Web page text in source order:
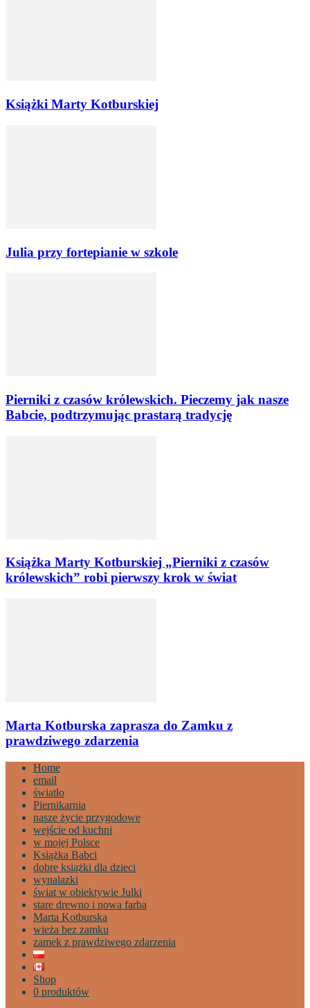
Książki Marty Kotburskiej
Julia przy fortepianie w szkole
Pierniki z czasów królewskich. Pieczemy jak nasze
Babcie, podtrzymując prastarą tradycję
Książka Marty Kotburskiej „Pierniki z czasów
królewskich” robi pierwszy krok w świat
Marta Kotburska zaprasza do Zamku z
prawdziwego zdarzenia
Home
email
światło
Piernikarnia
nasze życie przygodowe
wejście od kuchni
w mojej Polsce
Książka Babci
dobre książki dla dzieci
wynalazki
świat w obiektywie Julki
stare drewno i nowa farba
Marta Kotburska
wieża bez zamku
zamek z prawdziwego zdarzenia
Shop
0 produktów